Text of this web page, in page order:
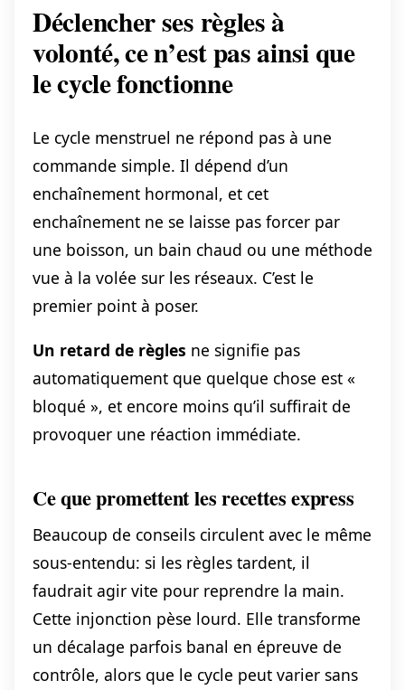
Déclencher ses règles à
volonté, ce n’est pas ainsi que
le cycle fonctionne
Le cycle menstruel ne répond pas à une
commande simple. Il dépend d’un
enchaînement hormonal, et cet
enchaînement ne se laisse pas forcer par
une boisson, un bain chaud ou une méthode
vue à la volée sur les réseaux. C’est le
premier point à poser.
Un retard de règles ne signifie pas
automatiquement que quelque chose est «
bloqué », et encore moins qu’il suffirait de
provoquer une réaction immédiate.
Ce que promettent les recettes express
Beaucoup de conseils circulent avec le même
sous-entendu: si les règles tardent, il
faudrait agir vite pour reprendre la main.
Cette injonction pèse lourd. Elle transforme
un décalage parfois banal en épreuve de
contrôle, alors que le cycle peut varier sans